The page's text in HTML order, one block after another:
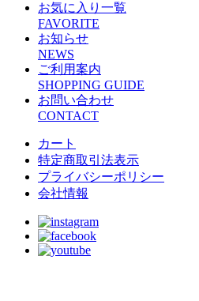
お気に入り一覧
FAVORITE
お知らせ
NEWS
ご利用案内
SHOPPING GUIDE
お問い合わせ
CONTACT
カート
特定商取引法表示
プライバシーポリシー
会社情報